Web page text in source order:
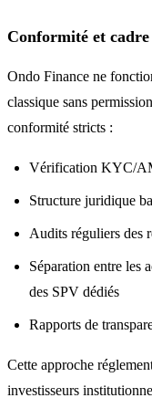
Conformité et
Ondo Finance ne
classique sans
conformité stricts :
Vérification KYC/
Structure juridique
Audits réguliers des
Séparation entre les
des SPV dédiés
Rapports de
Cette approche
investisseurs